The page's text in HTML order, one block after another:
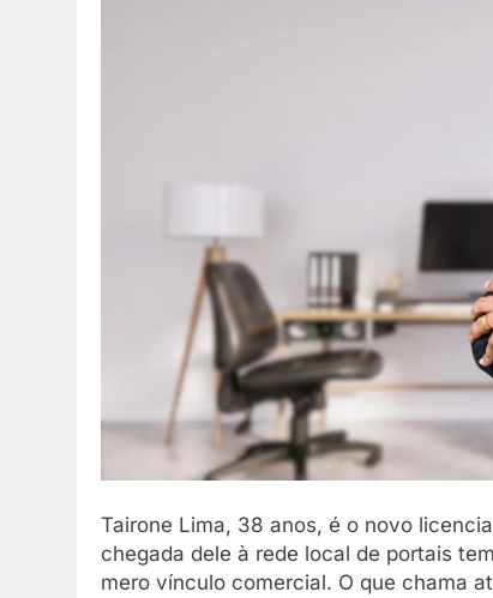
Tairone Lima, 38 anos, é o novo
chegada dele à rede local de portais
mero vínculo comercial. O que chama